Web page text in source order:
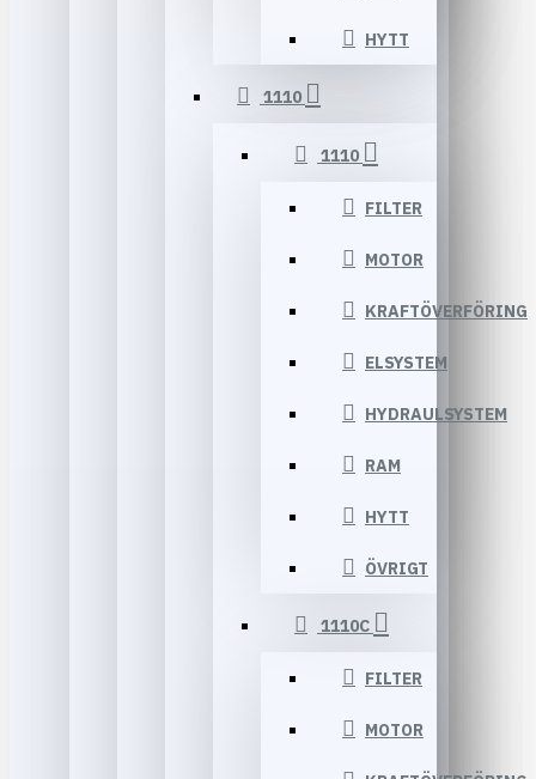
HYTT
1110
1110
FILTER
MOTOR
KRAFTÖVERFÖRING
ELSYSTEM
HYDRAULSYSTEM
RAM
HYTT
ÖVRIGT
1110C
FILTER
MOTOR